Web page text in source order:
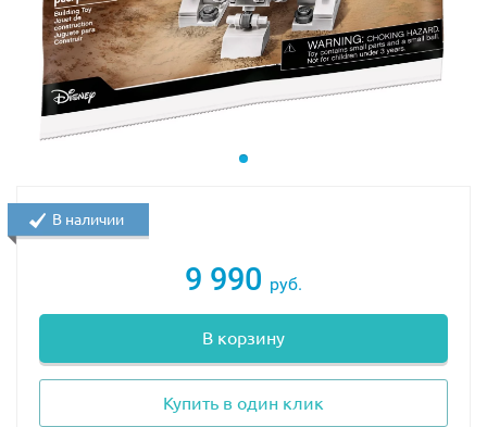
9 990 руб.
В корзину
Купить в один клик
В наличии